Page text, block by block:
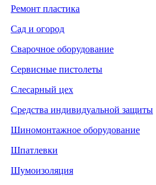
Ремонт пластика
Сад и огород
Сварочное оборудование
Сервисные пистолеты
Слесарный цех
Средства индивидуальной защиты
Шиномонтажное оборудование
Шпатлевки
Шумоизоляция